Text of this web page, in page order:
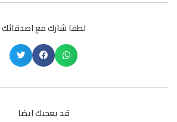
لطفا شارك مع اصدقائك
قد يعجبك ايضا